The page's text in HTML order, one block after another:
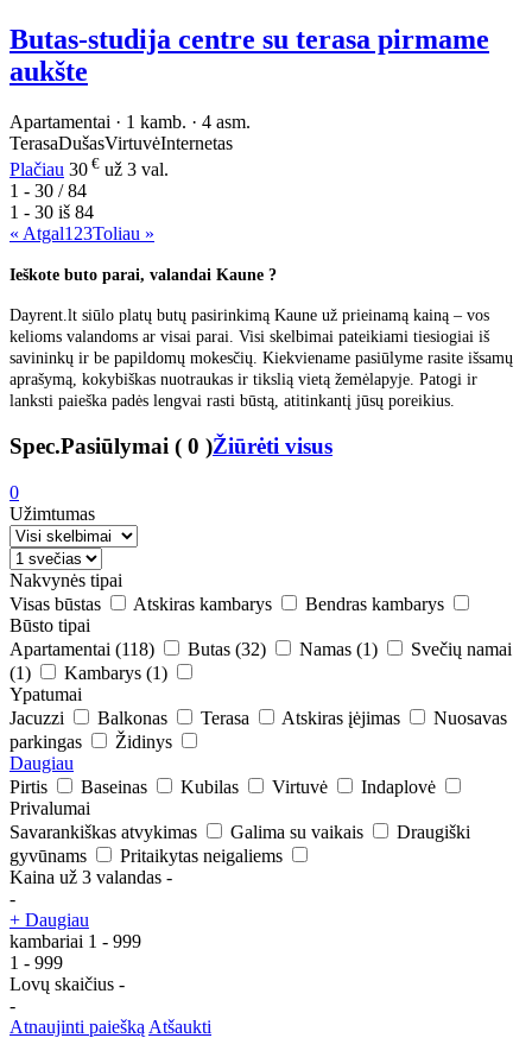
Butas-studija centre su terasa pirmame
aukšte
Apartamentai · 1 kamb. · 4 asm.
TerasaDušasVirtuvėInternetas
Plačiau 30 € už 3 val.
1 - 30 / 84
1 - 30 iš 84
« Atgal1 23Toliau »
Ieškote buto parai, valandai Kaune ?
Dayrent.lt siūlo platų butų pasirinkimą Kaune už prieinamą kainą – vos
kelioms valandoms ar visai parai. Visi skelbimai pateikiami tiesiogiai iš
savininkų ir be papildomų mokesčių. Kiekviename pasiūlyme rasite išsamų
aprašymą, kokybiškas nuotraukas ir tikslią vietą žemėlapyje. Patogi ir
lanksti paieška padės lengvai rasti būstą, atitinkantį jūsų poreikius.
Spec.Pasiūlymai ( 0 )Žiūrėti visus
0
Užimtumas
Nakvynės tipai
Visas būstas
Atskiras kambarys
Bendras kambarys
Būsto tipai
Apartamentai (118) Butas (32) Namas (1)
Svečių namai
(1)
Kambarys (1)
Ypatumai
Jacuzzi
Balkonas Terasa Atskiras įėjimas
Nuosavas
parkingas
Židinys
Daugiau
Pirtis
Baseinas Kubilas Virtuvė
Indaplovė
Privalumai
Savarankiškas atvykimas
Galima su vaikais
Draugiški
gyvūnams
Pritaikytas neigaliems
Kaina už 3 valandas -
-
+ Daugiau
kambariai 1 - 999
1 - 999
Lovų skaičius -
-
Atnaujinti paiešką Atšaukti